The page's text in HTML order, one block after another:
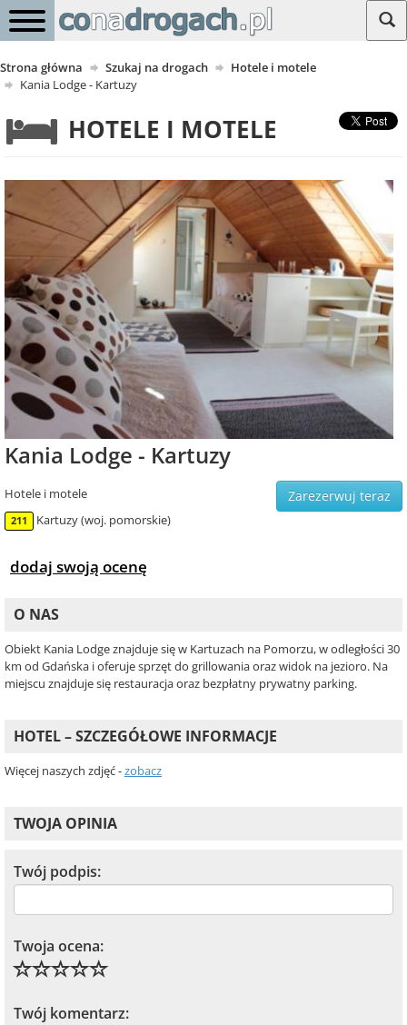
Strona główna Szukaj na drogach
Hotele i motele
Kania Lodge - Kartuzy
HOTELE I MOTELE
Kania Lodge - Kartuzy
Zarezerwuj teraz
Hotele i motele
211 Kartuzy (woj. pomorskie)
dodaj swoją ocenę
O NAS
Obiekt Kania Lodge znajduje się w Kartuzach na Pomorzu, w odległości 30
km od Gdańska i oferuje sprzęt do grillowania oraz widok na jezioro. Na
miejscu znajduje się restauracja oraz bezpłatny prywatny parking.
HOTEL – SZCZEGÓŁOWE INFORMACJE
Więcej naszych zdjęć -zobacz
TWOJA OPINIA
Twój podpis:
Twoja ocena:
Twój komentarz: